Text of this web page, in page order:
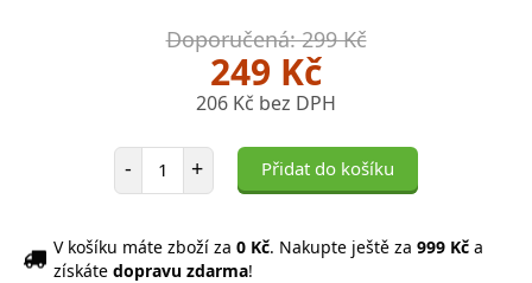
Doporučená: 299 Kč
249 Kč
206 Kč bez DPH
- Počet položek
+ Přidat do košíku
V košíku máte zboží za 0 Kč. Nakupte ještě za 999 Kč a
získáte dopravu zdarma!